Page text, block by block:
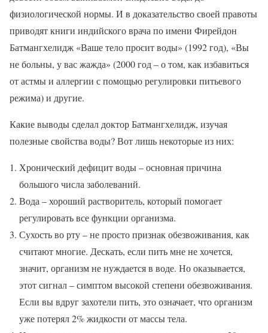
физиологической нормы. И в доказательство своей правоты
приводят книги индийского врача по имени Фирейдон
Батмангхелидж «Ваше тело просит воды» (1992 год), «Вы
не больны, у вас жажда» (2000 год – о том, как избавиться
от астмы и аллергии с помощью регулировки питьевого
режима) и другие.
Какие выводы сделал доктор Батмангхелидж, изучая
полезные свойства воды? Вот лишь некоторые из них:
Хронический дефицит воды – основная причина
большого числа заболеваний.
Вода – хороший растворитель, который помогает
регулировать все функции организма.
Сухость во рту – не просто признак обезвоживания, как
считают многие. Дескать, если пить мне не хочется,
значит, организм не нуждается в воде. Но оказывается,
этот сигнал – симптом высокой степени обезвоживания.
Если вы вдруг захотели пить, это означает, что организм
уже потерял 2% жидкости от массы тела.